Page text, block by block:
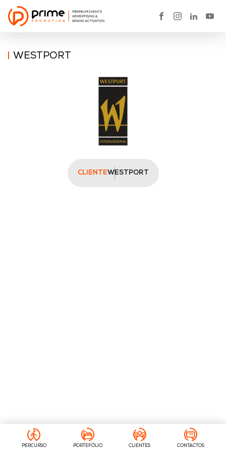
WESTPORT
CLIENTEWESTPORT
PERCURSO PORTEFÓLIO CLIENTES CONTACTOS